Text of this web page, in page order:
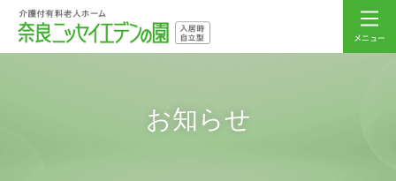
お知らせ